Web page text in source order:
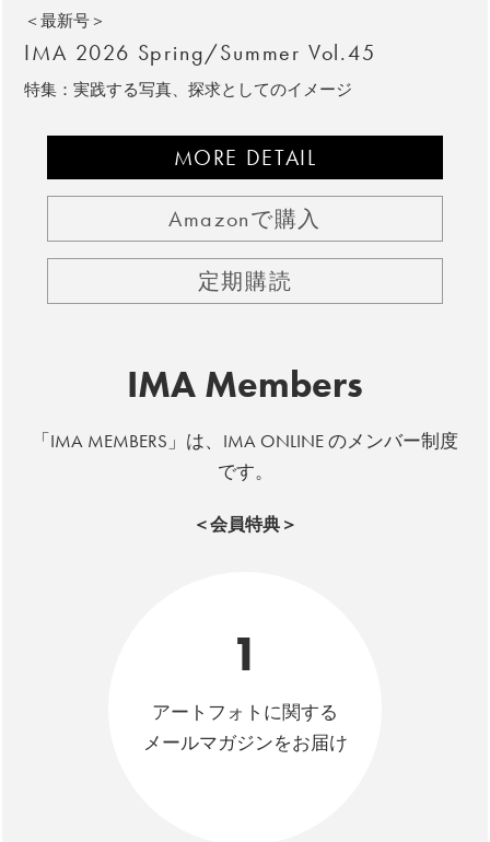
＜最新号＞
IMA 2026 Spring/Summer Vol.45
特集：実践する写真、探求としてのイメージ
MORE DETAIL
Amazonで購入
定期購読
IMA Members
「IMA MEMBERS」は、IMA ONLINE のメンバー制度
です。
＜会員特典＞
1
アートフォトに関する
メールマガジンをお届け